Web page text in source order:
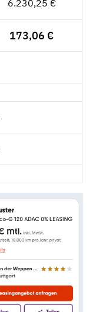
6.230,25 €
173,06 €